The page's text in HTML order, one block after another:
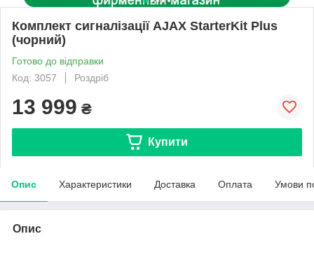
Комплект сигналізації AJAX StarterKit Plus
(чорний)
Готово до відправки
Код: 3057
Роздріб
13 999 ₴
Купити
Опис Характеристики Доставка Оплата Умови
Опис